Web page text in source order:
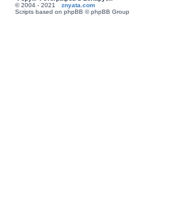
© 2004 - 2021 znyata.com
Scripts based on phpBB © phpBB Group